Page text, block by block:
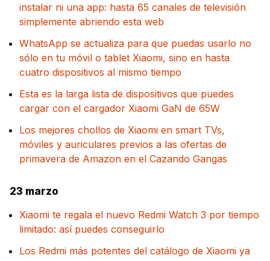
instalar ni una app: hasta 65 canales de televisión
simplemente abriendo esta web
WhatsApp se actualiza para que puedas usarlo no
sólo en tu móvil o tablet Xiaomi, sino en hasta
cuatro dispositivos al mismo tiempo
Esta es la larga lista de dispositivos que puedes
cargar con el cargador Xiaomi GaN de 65W
Los mejores chollos de Xiaomi en smart TVs,
móviles y auriculares previos a las ofertas de
primavera de Amazon en el Cazando Gangas
23 marzo
Xiaomi te regala el nuevo Redmi Watch 3 por tiempo
limitado: así puedes conseguirlo
Los Redmi más potentes del catálogo de Xiaomi ya